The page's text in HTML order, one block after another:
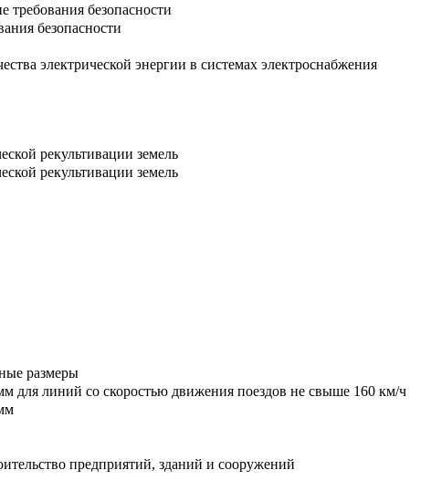
безопасности
безопасности
электрической энергии в системах электроснабжения
рекультивации земель
рекультивации земель
размеры
для линий со скоростью движения поездов не свыше 160 км/ч
предприятий, зданий и сооружений